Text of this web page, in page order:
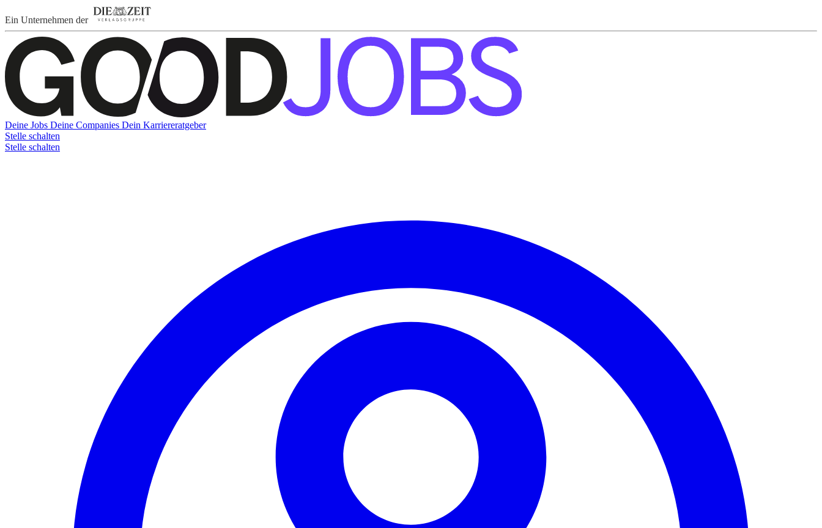
Ein Unternehmen der
Deine Jobs Deine Companies Dein Karriereratgeber
Stelle schalten
Stelle schalten